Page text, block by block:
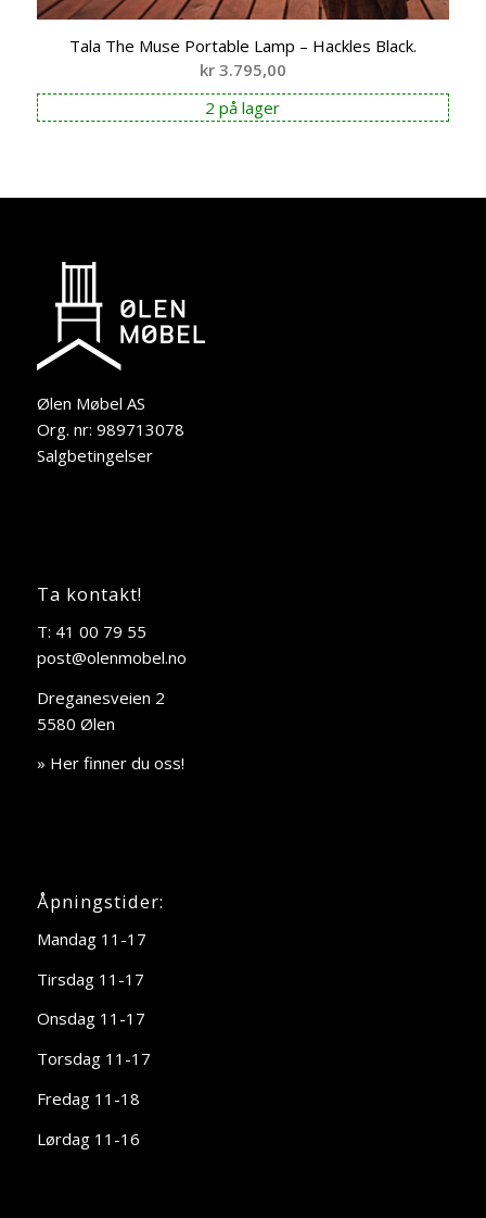
Tala The Muse Portable Lamp – Hackles Black.
kr3.795,00
2 på lager
Ølen Møbel AS
Org. nr: 989713078
Salgbetingelser
Ta kontakt!
T: 41 00 79 55
post@olenmobel.no
Dreganesveien 2
5580 Ølen
» Her finner du oss!
Åpningstider:
Mandag 11-17
Tirsdag 11-17
Onsdag 11-17
Torsdag 11-17
Fredag 11-18
Lørdag 11-16